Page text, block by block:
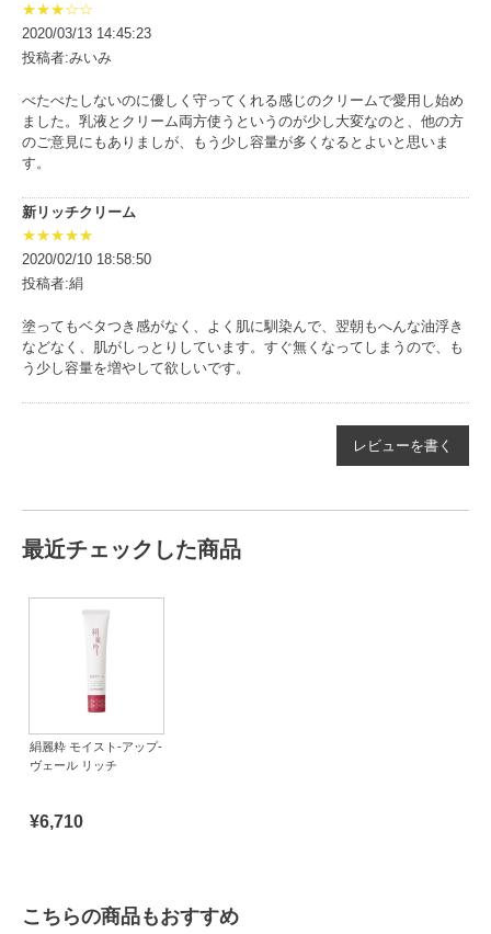
★★★☆☆
2020/03/13 14:45:23
投稿者:みいみ
べたべたしないのに優しく守ってくれる感じのクリームで愛用し始め
ました。乳液とクリーム両方使うというのが少し大変なのと、他の方
のご意見にもありましが、もう少し容量が多くなるとよいと思いま
す。
新リッチクリーム
★★★★★
2020/02/10 18:58:50
投稿者:絹
塗ってもベタつき感がなく、よく肌に馴染んで、翌朝もへんな油浮き
などなく、肌がしっとりしています。すぐ無くなってしまうので、も
う少し容量を増やして欲しいです。
レビューを書く
最近チェックした商品
絹麗粋 モイスト-アップ-
ヴェール リッチ
¥6,710
こちらの商品もおすすめ